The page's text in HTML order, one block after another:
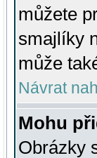
můžete
smajlíky
může
Návrat
Mohu
Obrázky